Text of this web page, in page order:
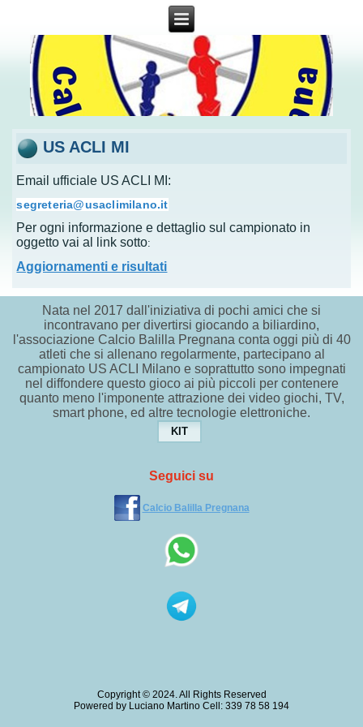
US ACLI MI
Email ufficiale US ACLI MI:
segreteria@usaclimilano.it
Per ogni informazione e dettaglio sul campionato in
oggetto vai al link sotto:
Aggiornamenti e risultati
Nata nel 2017 dall'iniziativa di pochi amici che si
incontravano per divertirsi giocando a biliardino,
l'associazione Calcio Balilla Pregnana conta oggi più di 40
atleti che si allenano regolarmente, partecipano al
campionato US ACLI Milano e soprattutto sono impegnati
nel diffondere questo gioco ai più piccoli per contenere
quanto meno l'imponente attrazione dei video giochi, TV,
smart phone, ed altre tecnologie elettroniche.
KIT
Seguici su
Calcio Balilla Pregnana
Copyright © 2024. All Rights Reserved
Powered by Luciano Martino Cell: 339 78 58 194